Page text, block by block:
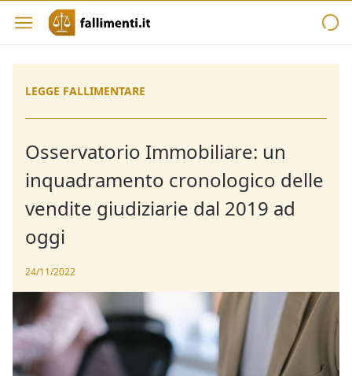
LEGGE FALLIMENTARE
Osservatorio Immobiliare: un
inquadramento cronologico delle
vendite giudiziarie dal 2019 ad
oggi
24/11/2022